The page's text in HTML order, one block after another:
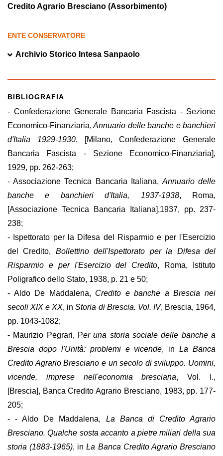
Credito Agrario Bresciano (Assorbimento)
ENTE CONSERVATORE
Archivio Storico Intesa Sanpaolo
BIBLIOGRAFIA
- Confederazione Generale Bancaria Fascista - Sezione
Economico-Finanziaria, Annuario delle banche e banchieri
d'Italia 1929-1930, [Milano, Confederazione Generale
Bancaria Fascista - Sezione Economico-Finanziaria],
1929, pp. 262-263;
- Associazione Tecnica Bancaria Italiana, Annuario delle
banche e banchieri d'Italia, 1937-1938, Roma,
[Associazione Tecnica Bancaria Italiana],1937, pp. 237-
238;
- Ispettorato per la Difesa del Risparmio e per l'Esercizio
del Credito, Bollettino dell'Ispettorato per la Difesa del
Risparmio e per l'Esercizio del Credito, Roma, Istituto
Poligrafico dello Stato, 1938, p. 21 e 50;
- Aldo De Maddalena, Credito e banche a Brescia nei
secoli XIX e XX, inStoria di Brescia. Vol. IV, Brescia, 1964,
pp. 1043-1082;
- Maurizio Pegrari, Per una storia sociale delle banche a
Brescia dopo l'Unità: problemi e vicende, inLa Banca
Credito Agrario Bresciano e un secolo di sviluppo. Uomini,
vicende, imprese nell'economia bresciana, Vol. I.,
[Brescia], Banca Credito Agrario Bresciano, 1983, pp. 177-
205;
- - Aldo De Maddalena, La Banca di Credito Agrario
Bresciano. Qualche sosta accanto a pietre miliari della sua
storia (1883-1965), in La Banca Credito Agrario Bresciano